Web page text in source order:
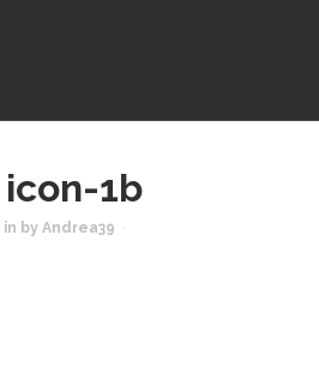
icon-1b
in by Andrea39